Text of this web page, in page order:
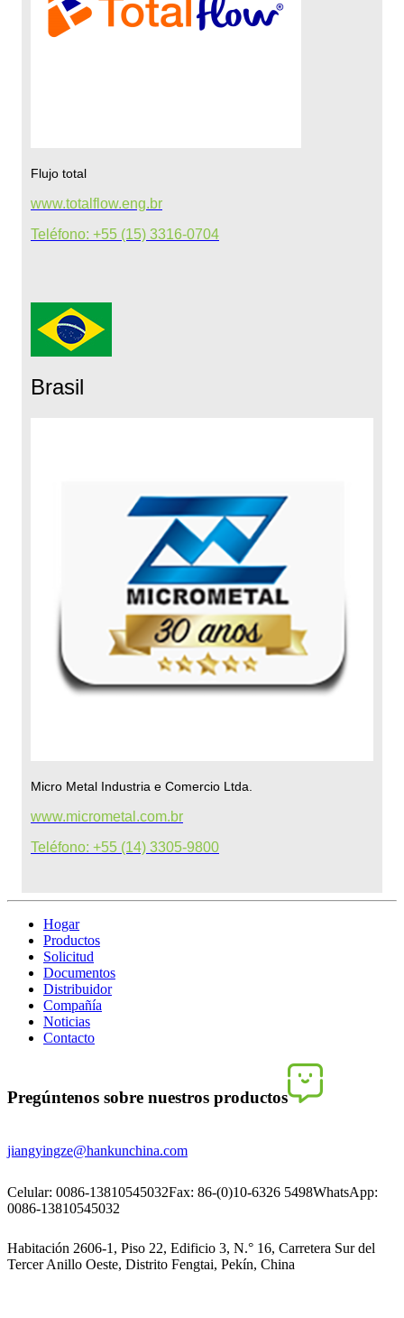
Flujo total
www.totalflow.eng.br
Teléfono: +55 (15) 3316-0704
Brasil
Micro Metal Industria e Comercio Ltda.
www.micrometal.com.br
Teléfono: +55 (14) 3305-9800
Hogar
Productos
Solicitud
Documentos
Distribuidor
Compañía
Noticias
Contacto
Pregúntenos sobre nuestros productos
jiangyingze@hankunchina.com
Celular: 0086-13810545032Fax: 86-(0)10-6326 5498WhatsApp:
0086-13810545032
Habitación 2606-1, Piso 22, Edificio 3, N.° 16, Carretera Sur del
Tercer Anillo Oeste, Distrito Fengtai, Pekín, China